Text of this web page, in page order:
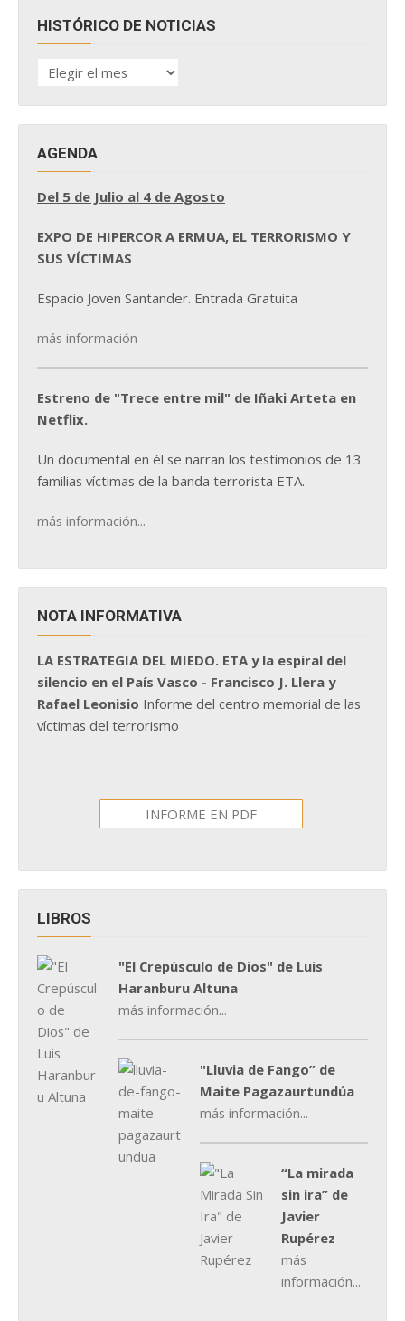
HISTÓRICO DE NOTICIAS
HISTÓRICO
DE
AGENDA
Del 5 de Julio al 4 de Agosto
EXPO DE HIPERCOR A ERMUA, EL TERRORISMO Y
SUS VÍCTIMAS
Espacio Joven Santander. Entrada Gratuita
más información
Estreno de "Trece entre mil" de Iñaki Arteta en
Netflix.
Un documental en él se narran los testimonios de 13
familias víctimas de la banda terrorista ETA.
más información...
NOTA INFORMATIVA
LA ESTRATEGIA DEL MIEDO. ETA y la espiral del
silencio en el País Vasco - Francisco J. Llera y
Rafael Leonisio Informe del centro memorial de las
víctimas del terrorismo
INFORME EN PDF
LIBROS
"El Crepúsculo de Dios" de Luis
Haranburu Altuna
más información...
"Lluvia de Fango” de
Maite Pagazaurtundúa
más información...
“La mirada
sin ira” de
Javier
Rupérez
más
información...